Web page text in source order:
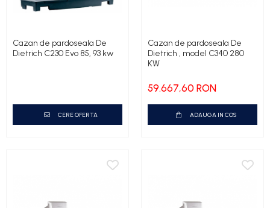
Cazan de pardoseala De
Dietrich C230 Evo 85, 93 kw
CERE OFERTA
Cazan de pardoseala De
Dietrich , model C340 280
KW
59.667,60 RON
ADAUGA IN COS